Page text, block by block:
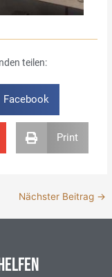
teilen:
Facebook
Print
Nächster Beitrag →